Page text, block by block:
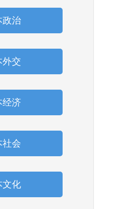
政治
外交
经济
社会
文化